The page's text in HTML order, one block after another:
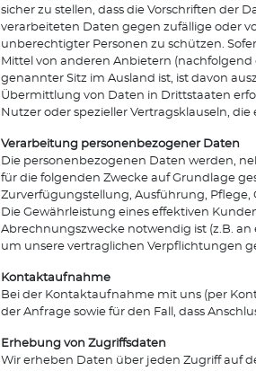
sicher zu stellen, dass die Vorschriften der
verarbeiteten Daten gegen zufällige oder
unberechtigter Personen zu schützen.
Mittel von anderen Anbietern
genannter Sitz im Ausland ist, ist davon
Übermittlung von Daten in Drittstaaten
Nutzer oder spezieller Vertragsklauseln,
Verarbeitung personenbezogener Daten
Die personenbezogenen Daten werden,
für die folgenden Zwecke auf Grundlage
Zurverfügungstellung, Ausführung,
Die Gewährleistung eines effektiven
Abrechnungszwecke notwendig ist (z.B.
um unsere vertraglichen Verpflichtungen
Kontaktaufnahme
Bei der Kontaktaufnahme mit uns (per
der Anfrage sowie für den Fall, dass
Erhebung von Zugriffsdaten
Wir erheben Daten über jeden Zugriff auf